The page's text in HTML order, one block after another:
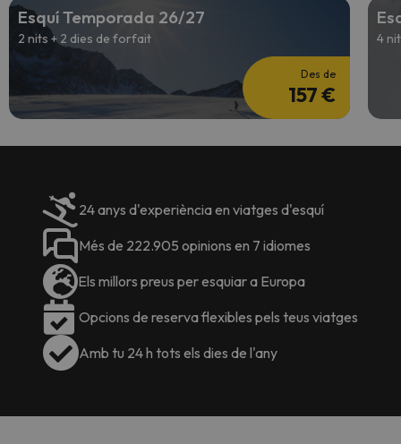
Esquí Temporada 26/27
2 nits + 2 dies de forfait
Des de
157 €
4
24 anys d'experiència en viatges d'esquí
Més de 222.905 opinions en 7 idiomes
Els millors preus per esquiar a Europa
Opcions de reserva flexibles pels teus viatges
Amb tu 24 h tots els dies de l'any